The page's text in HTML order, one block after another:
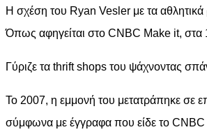
Η σχέση του Ryan Vesler με τα
Όπως αφηγείται στο CNBC Make it, στα
Γύριζε τα thrift shops του ψάχνοντας
Το 2007, η εμμονή του μετατράπηκε σε
σύμφωνα με έγγραφα που είδε το CNBC